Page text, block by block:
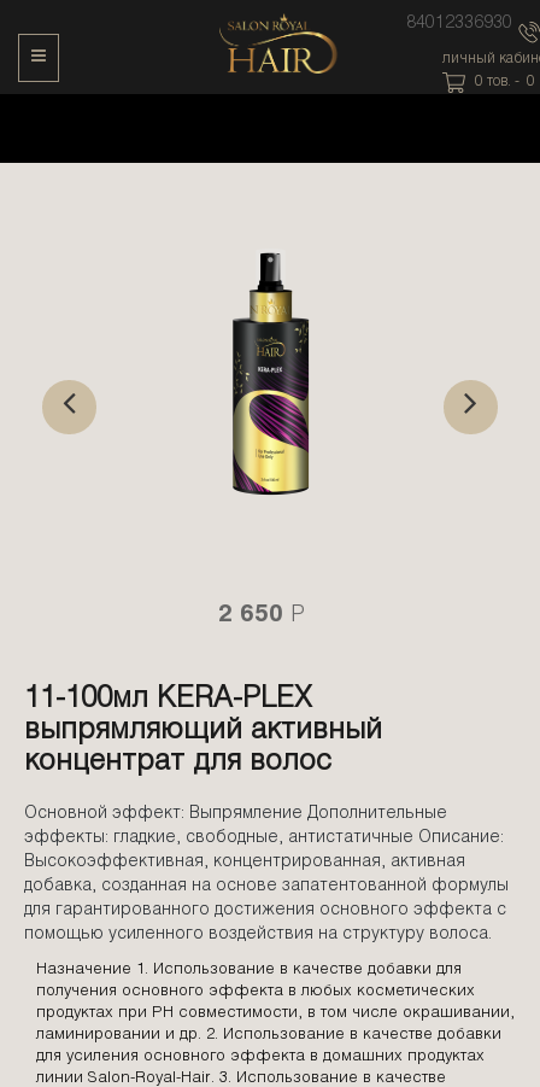
84012336930
личный
0 тов. - 0
Toggle Navigation
2 650 P
11-100мл KERA-PLEX
выпрямляющий активный
концентрат для волос
Основной эффект: Выпрямление Дополнительные
эффекты: гладкие, свободные, антистатичные Описание:
Высокоэффективная, концентрированная, активная
добавка, созданная на основе запатентованной формулы
для гарантированного достижения основного эффекта с
помощью усиленного воздействия на структуру волоса.
Назначение 1. Использование в качестве добавки для
получения основного эффекта в любых косметических
продуктах при PH совместимости, в том числе окрашивании,
ламинировании и др. 2. Использование в качестве добавки
для усиления основного эффекта в домашних продуктах
линии Salon-Royal-Hair. 3. Использование в качестве